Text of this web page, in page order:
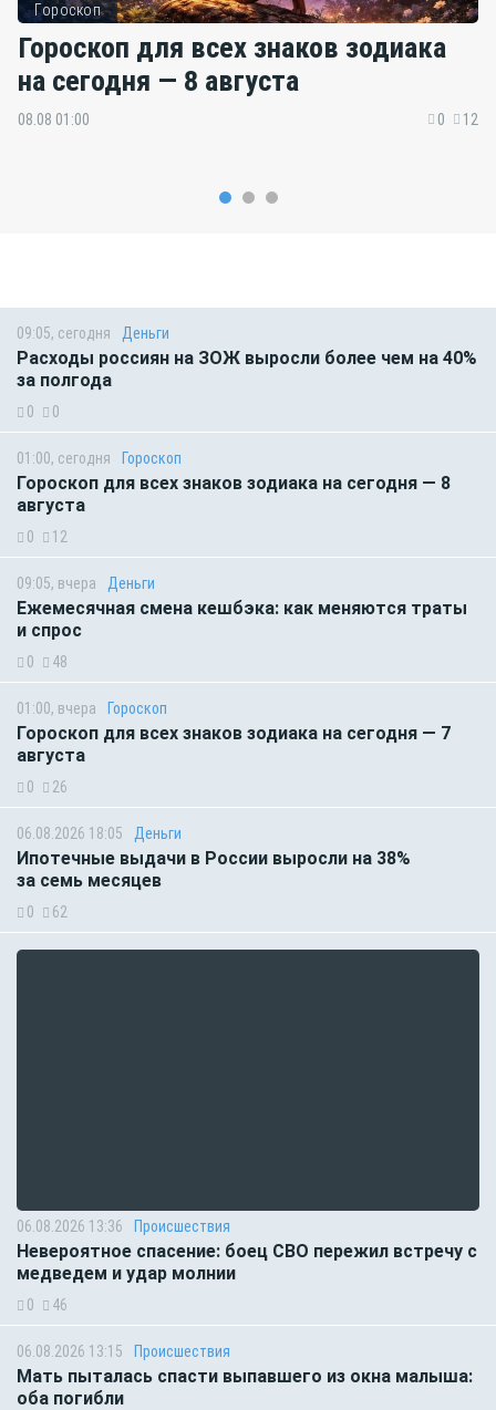
Гороскоп
Гороскоп для всех знаков зодиака
на сегодня — 8 августа
08.08 01:00 0 12
09:05, сегодня Деньги
Расходы россиян на ЗОЖ выросли более чем на 40%
за полгода
0 0
01:00, сегодня Гороскоп
Гороскоп для всех знаков зодиака на сегодня — 8
августа
0 12
09:05, вчера Деньги
Ежемесячная смена кешбэка: как меняются траты
и спрос
0 48
01:00, вчера Гороскоп
Гороскоп для всех знаков зодиака на сегодня — 7
августа
0 26
06.08.2026 18:05 Деньги
Ипотечные выдачи в России выросли на 38%
за семь месяцев
0 62
06.08.2026 13:36 Происшествия
Невероятное спасение: боец СВО пережил встречу с
медведем и удар молнии
0 46
06.08.2026 13:15 Происшествия
Мать пыталась спасти выпавшего из окна малыша:
оба погибли